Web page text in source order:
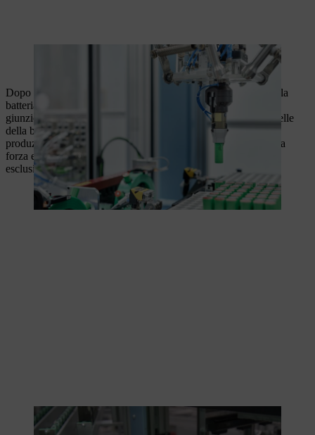
Per garantire un caricamento preciso dei portacelle viene utilizzato
Dopo che il portacelle inferiore è stato caricato con le celle della
batteria, il portacelle superiore, anch'esso dotato di piastre di
giunzione, viene posizionato nella stazione di giunzione e le celle
della batteria vengono assemblate. Durante questa fase della
produzione, la stazione di giunzione misura automaticamente la
forza e lo spostamento per portare nella produzione successiva
esclusivamente pacchi batteria assemblati in modo ottimale.
Il portacelle superiore viene posizionato nella stazione di giunzione.